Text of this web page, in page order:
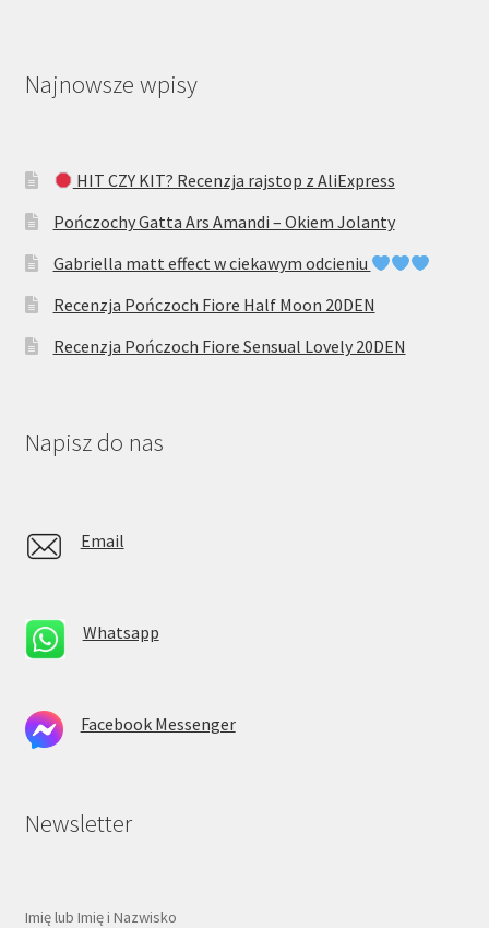
Najnowsze wpisy
HIT CZY KIT? Recenzja rajstop z AliExpress
Pończochy Gatta Ars Amandi – Okiem Jolanty
Gabriella matt effect w ciekawym odcieniu
Recenzja Pończoch Fiore Half Moon 20DEN
Recenzja Pończoch Fiore Sensual Lovely 20DEN
Napisz do nas
Email
Whatsapp
Facebook Messenger
Newsletter
Imię lub Imię i Nazwisko